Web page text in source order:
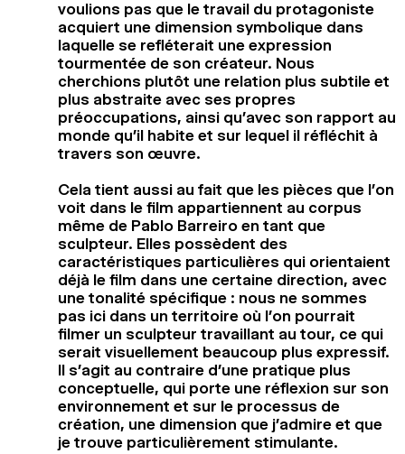
voulions pas que le travail du protagoniste
acquiert une dimension symbolique dans
laquelle se refléterait une expression
tourmentée de son créateur. Nous
cherchions plutôt une relation plus subtile et
plus abstraite avec ses propres
préoccupations, ainsi qu’avec son rapport au
monde qu’il habite et sur lequel il réfléchit à
travers son œuvre.
Cela tient aussi au fait que les pièces que l’on
voit dans le film appartiennent au corpus
même de Pablo Barreiro en tant que
sculpteur. Elles possèdent des
caractéristiques particulières qui orientaient
déjà le film dans une certaine direction, avec
une tonalité spécifique : nous ne sommes
pas ici dans un territoire où l’on pourrait
filmer un sculpteur travaillant au tour, ce qui
serait visuellement beaucoup plus expressif.
Il s’agit au contraire d’une pratique plus
conceptuelle, qui porte une réflexion sur son
environnement et sur le processus de
création, une dimension que j’admire et que
je trouve particulièrement stimulante.